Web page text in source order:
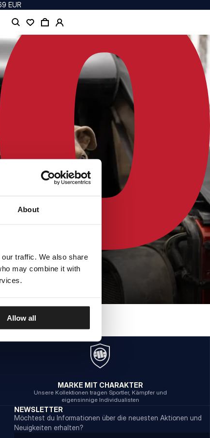
About
traffic. We also share
may combine it with
Allow all
EUR
MARKE MIT CHARAKTER
Unsere Kollektionen tragen Sportler, Kämpfer und
eigensinnige Individualisten
NEWSLETTER
Möchtest du Informationen über die neuesten Aktionen und
Neuigkeiten erhalten?